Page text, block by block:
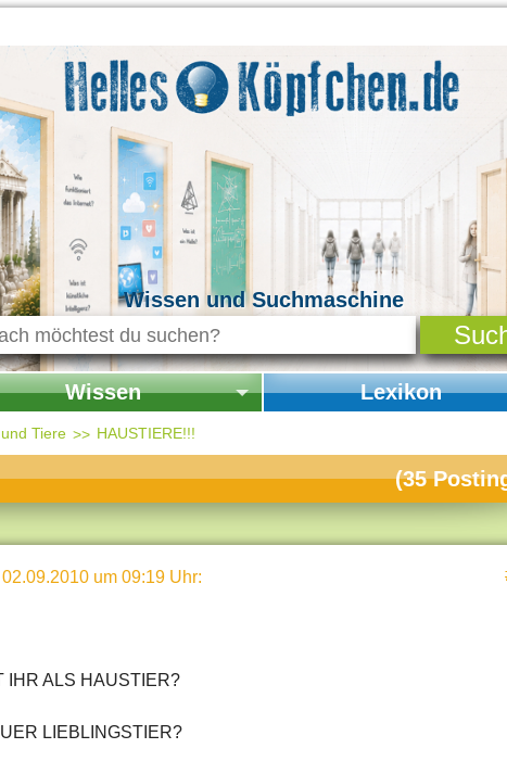
Wissen und Suchmaschine
Wissen
Wissen
& Natur
& Politik
Lexikon
Tiere HAUSTIERE!!!
(35
um 09:19 Uhr:
IHR ALS HAUSTIER?
LIEBLINGSTIER?